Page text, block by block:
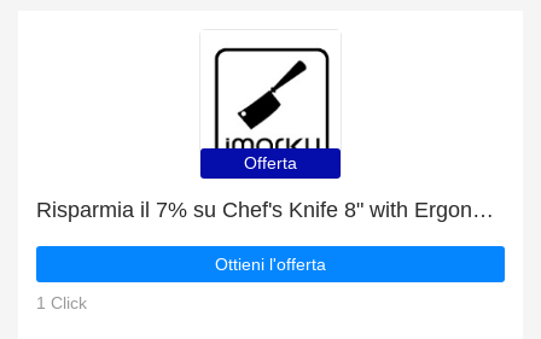
Offerta
Risparmia il 7% su Chef's Knife 8" with Ergonomic Handle
Ottieni l'offerta
1 Click